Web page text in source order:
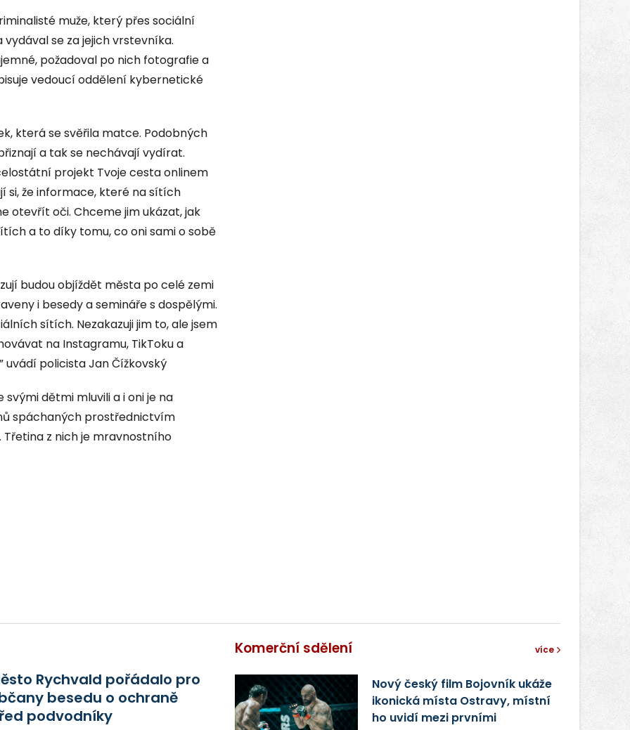
muže, který přes sociální
se za jejich vrstevníka.
požadoval po nich fotografie a
vedoucí oddělení kybernetické
která se svěřila matce. Podobných
a tak se nechávají vydírat.
projekt Tvoje cesta onlinem
si, že informace, které na sítích
otevřít oči. Chceme jim ukázat, jak
a to díky tomu, co oni sami o sobě
budou objíždět města po celé zemi
i besedy a semináře s dospělými.
sítích. Nezakazuji jim to, ale jsem
na Instagramu, TikToku a
policista Jan Čížkovský
dětmi mluvili a i oni je na
spáchaných prostřednictvím
z nich je mravnostního
Rychvald pořádalo pro
besedu o ochraně
podvodníky
Komerční sdělení více
Nový český film Bojovník ukáže
ikonická místa Ostravy, místní
ho uvidí mezi prvními